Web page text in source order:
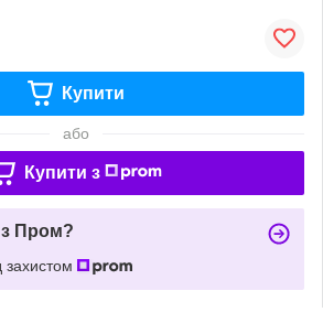
Купити
або
Купити з
з Пром?
захистом